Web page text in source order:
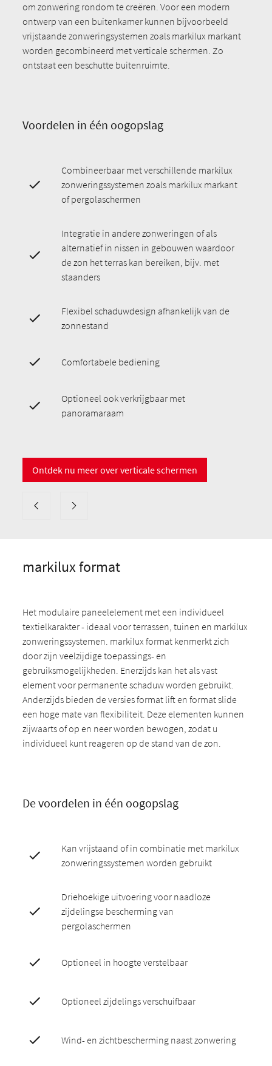
om zonwering rondom te creëren. Voor een modern
ontwerp van een buitenkamer kunnen bijvoorbeeld
vrijstaande zonweringsystemen zoals markilux markant
worden gecombineerd met verticale schermen. Zo
ontstaat een beschutte buitenruimte.
Voordelen in één oogopslag
Combineerbaar met verschillende markilux
zonweringssystemen zoals markilux markant
of pergolaschermen
Integratie in andere zonweringen of als
alternatief in nissen in gebouwen waardoor
de zon het terras kan bereiken, bijv. met
staanders
Flexibel schaduwdesign afhankelijk van de
zonnestand
Comfortabele bediening
Optioneel ook verkrijgbaar met
panoramaraam
Ontdek nu meer over verticale schermen
markilux format
Het modulaire paneelelement met een individueel
textielkarakter - ideaal voor terrassen, tuinen en markilux
zonweringssystemen. markilux format kenmerkt zich
door zijn veelzijdige toepassings- en
gebruiksmogelijkheden. Enerzijds kan het als vast
element voor permanente schaduw worden gebruikt.
Anderzijds bieden de versies format lift en format slide
een hoge mate van flexibiliteit. Deze elementen kunnen
zijwaarts of op en neer worden bewogen, zodat u
individueel kunt reageren op de stand van de zon.
De voordelen in één oogopslag
Kan vrijstaand of in combinatie met markilux
zonweringssystemen worden gebruikt
Driehoekige uitvoering voor naadloze
zijdelingse bescherming van
pergolaschermen
Optioneel in hoogte verstelbaar
Optioneel zijdelings verschuifbaar
Wind- en zichtbescherming naast zonwering